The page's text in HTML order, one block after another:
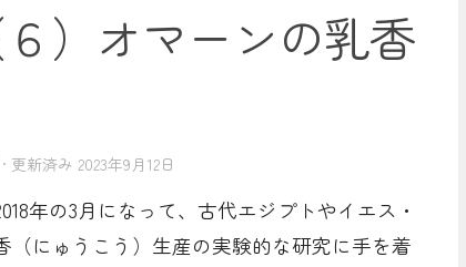
）オマーンの乳香
· 更新済み 2023年9月12日
年の3月になって、古代エジプトやイエス・
（にゅうこう）生産の実験的な研究に手を着